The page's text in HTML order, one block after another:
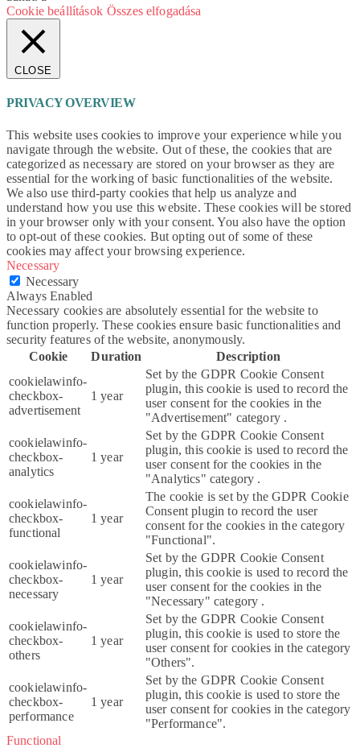
Cookie beállítások Összes elfogadása
CLOSE
PRIVACY OVERVIEW
This website uses cookies to improve your experience while you
navigate through the website. Out of these, the cookies that are
categorized as necessary are stored on your browser as they are
essential for the working of basic functionalities of the website.
We also use third-party cookies that help us analyze and
understand how you use this website. These cookies will be stored
in your browser only with your consent. You also have the option
to opt-out of these cookies. But opting out of some of these
cookies may affect your browsing experience.
Necessary
Necessary
Always Enabled
Necessary cookies are absolutely essential for the website to
function properly. These cookies ensure basic functionalities and
security features of the website, anonymously.
Cookie
Duration
Description
cookielawinfo-
checkbox-
advertisement
1 year
Set by the GDPR Cookie Consent
plugin, this cookie is used to record the
user consent for the cookies in the
"Advertisement" category .
cookielawinfo-
checkbox-
analytics
1 year
Set by the GDPR Cookie Consent
plugin, this cookie is used to record the
user consent for the cookies in the
"Analytics" category .
cookielawinfo-
checkbox-
functional
1 year
The cookie is set by the GDPR Cookie
Consent plugin to record the user
consent for the cookies in the category
"Functional".
cookielawinfo-
checkbox-
necessary
1 year
Set by the GDPR Cookie Consent
plugin, this cookie is used to record the
user consent for the cookies in the
"Necessary" category .
cookielawinfo-
checkbox-
others
1 year
Set by the GDPR Cookie Consent
plugin, this cookie is used to store the
user consent for cookies in the category
"Others".
cookielawinfo-
checkbox-
performance
1 year
Set by the GDPR Cookie Consent
plugin, this cookie is used to store the
user consent for cookies in the category
"Performance".
Functional